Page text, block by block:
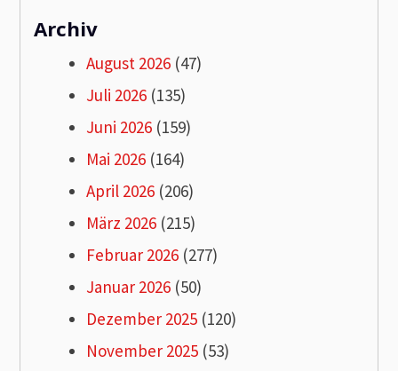
Archiv
August 2026 (47)
Juli 2026 (135)
Juni 2026 (159)
Mai 2026 (164)
April 2026 (206)
März 2026 (215)
Februar 2026 (277)
Januar 2026 (50)
Dezember 2025 (120)
November 2025 (53)